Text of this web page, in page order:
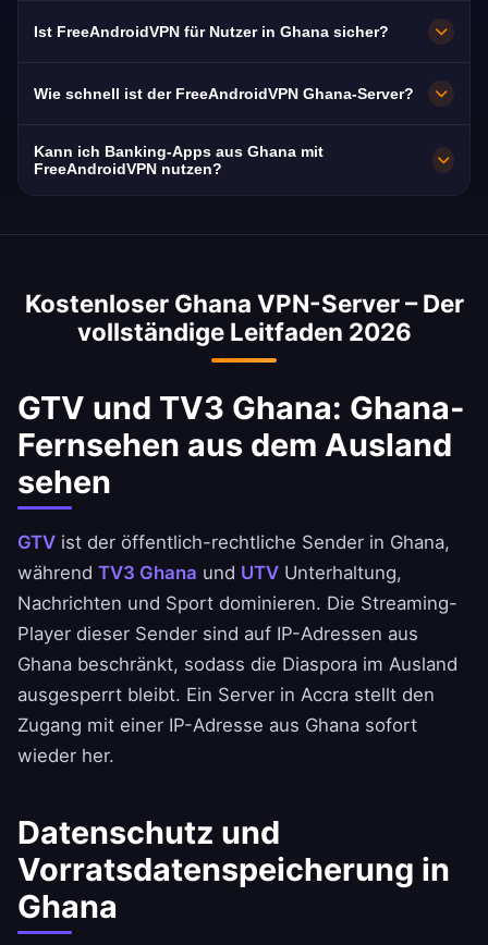
Ist FreeAndroidVPN für Nutzer in Ghana sicher?
Wie schnell ist der FreeAndroidVPN Ghana-Server?
Durchschnittsgeschwindigkeit in Ghana liegt
Downloads.
Kann ich Banking-Apps aus Ghana mit
FreeAndroidVPN nutzen?
sind mit einer IP-Adresse aus Ghana sicher
Nutzungsbedingungen Ihrer Bank.
Kostenloser Ghana VPN-Server – Der
vollständige Leitfaden 2026
GTV und TV3 Ghana: Ghana-
Fernsehen aus dem Ausland
sehen
GTV ist der öffentlich-rechtliche Sender in Ghana,
während TV3 Ghana und UTV Unterhaltung,
Nachrichten und Sport dominieren. Die Streaming-
Player dieser Sender sind auf IP-Adressen aus
Ghana beschränkt, sodass die Diaspora im Ausland
ausgesperrt bleibt. Ein Server in Accra stellt den
Zugang mit einer IP-Adresse aus Ghana sofort
wieder her.
Datenschutz und
Vorratsdatenspeicherung in
Ghana